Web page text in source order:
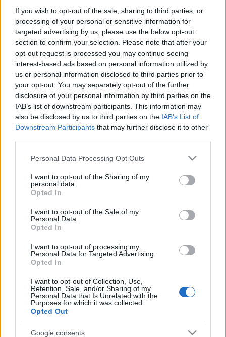
If you wish to opt-out of the sale, sharing to third parties, or
processing of your personal or sensitive information for
targeted advertising by us, please use the below opt-out
section to confirm your selection. Please note that after your
opt-out request is processed you may continue seeing
interest-based ads based on personal information utilized by
us or personal information disclosed to third parties prior to
your opt-out. You may separately opt-out of the further
disclosure of your personal information by third parties on the
IAB’s list of downstream participants. This information may
also be disclosed by us to third parties on the IAB’s List of
Downstream Participants that may further disclose it to other
Please note that this website/app uses one or more Google
not limited to your visit or usage behaviour. You may click to
grant or deny consent to Google and its third-party tags to
use your data for below specified purposes in below Google
consent section.
Personal Data Processing Opt Outs
I want to opt-out of the Sharing of my
personal data.
Opted In
I want to opt-out of the Sale of my
Personal Data.
Opted In
I want to opt-out of processing my
Personal Data for Targeted Advertising.
Opted In
I want to opt-out of Collection, Use,
Retention, Sale, and/or Sharing of my
Personal Data that Is Unrelated with the
Purposes for which it was collected.
Opted Out
Google consents
A film egyik tanulsága, hogy a 3D printing annyira
fontos tényező kezd lenni, hogy a közeljövőt
Hollywoodban sem tudják nélküle elképzelni. A
hétköznapokban ugyanolyan szerepet fog betölteni,
mint ma a számítógépek vagy holnap a robotok.
Címkék:film sci-fi